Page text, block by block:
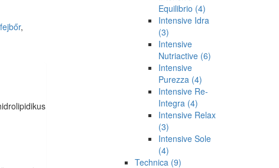
,
Equilibrio (4)
Intensive Idra
(3)
Intensive
Nutriactive (6)
Intensive
Purezza (4)
Intensive Re-
Integra (4)
Intensive Relax
(3)
Intensive Sole
(4)
Technica (9)